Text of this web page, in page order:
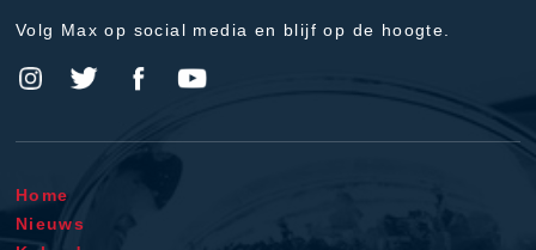
Volg Max op social media en blijf op de hoogte.
Home
Nieuws